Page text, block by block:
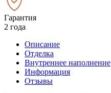
Гарантия
2 года
Описание
Отделка
Внутреннее наполнение
Информация
Отзывы